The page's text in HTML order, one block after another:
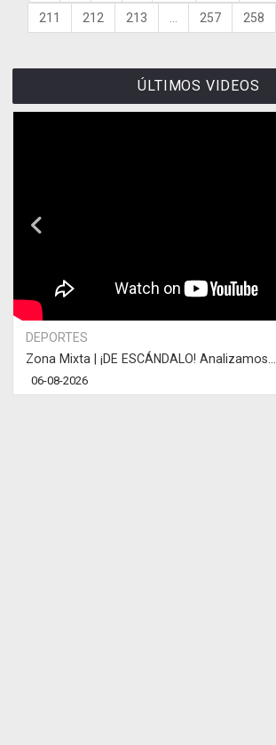
211 212 213 257 258
ÚLTIMOS VIDEOS
DEPORTES
Zona Mixta | ¡DE ESCÁNDALO! Analizamos...
06-08-2026